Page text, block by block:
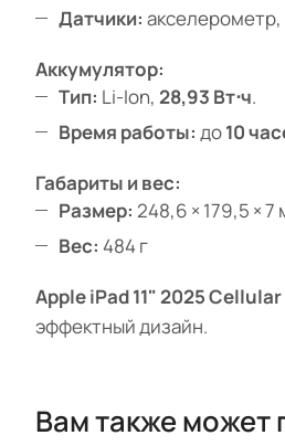
Датчики:
Аккумулятор:
Тип: Li-Ion, 28,93 Вт⋅ч.
Время работы: до10
Габариты и вес:
Размер: 248,6 × 179,5 × 7
Вес: 484 г
Apple iPad 11" 2025 Cellular
эффектный дизайн.
Вам также может